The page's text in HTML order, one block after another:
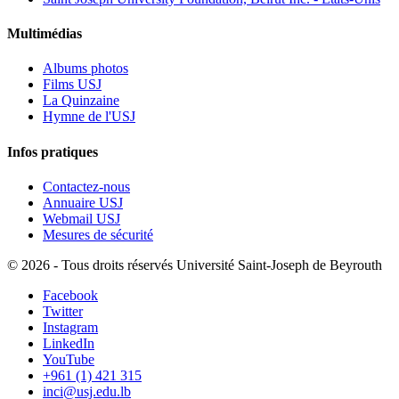
Multimédias
Albums photos
Films USJ
La Quinzaine
Hymne de l'USJ
Infos pratiques
Contactez-nous
Annuaire USJ
Webmail USJ
Mesures de sécurité
© 2026 - Tous droits réservés Université Saint-Joseph de Beyrouth
Facebook
Twitter
Instagram
LinkedIn
YouTube
+961 (1) 421 315
inci@usj.edu.lb